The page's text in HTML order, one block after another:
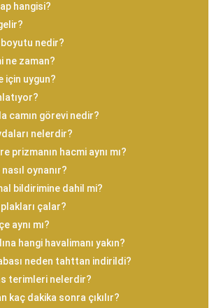
hangisi?
boyutu nedir?
ne zaman?
için uygun?
camın görevi nedir?
nelerdir?
prizmanın hacmi aynı mı?
oynanır?
bildirimine dahil mi?
plakları çalar?
aynı mı?
hangi havalimanı yakın?
neden tahttan indirildi?
terimleri nelerdir?
kaç dakika sonra çıkılır?